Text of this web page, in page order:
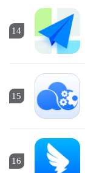
14
15
16